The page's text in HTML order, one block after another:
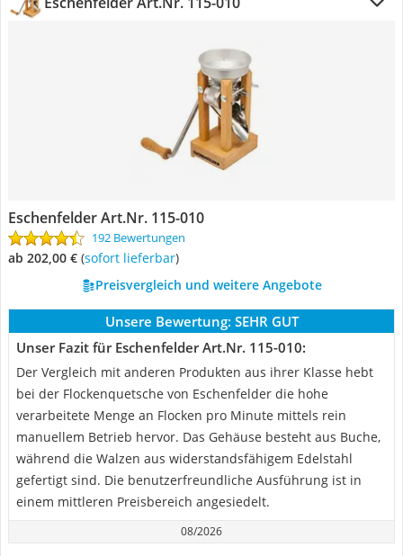
Eschenfelder Art.Nr. 115-010
192 Bewertungen
ab 202,00 € ( Sofort lieferbar)
Preisvergleich und weitere Angebote
Unsere Bewertung: SEHR GUT
Unser Fazit für Eschenfelder Art.Nr. 115-010:
Der Vergleich mit anderen Produkten aus ihrer Klasse hebt
bei der Flockenquetsche von Eschenfelder die hohe
verarbeitete Menge an Flocken pro Minute mittels rein
manuellem Betrieb hervor. Das Gehäuse besteht aus Buche,
während die Walzen aus widerstandsfähigem Edelstahl
gefertigt sind. Die benutzerfreundliche Ausführung ist in
einem mittleren Preisbereich angesiedelt.
08/2026